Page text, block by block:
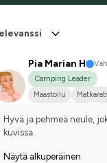
Pia Marian H
Camping Leader
Maastoilu
Hyvä ja pehmeä neule,
kuvissa.
Näytä alkuperäinen